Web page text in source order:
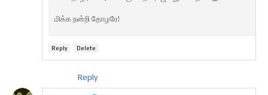
மிக்க நன்றி தோழரே!
Reply Delete
Reply